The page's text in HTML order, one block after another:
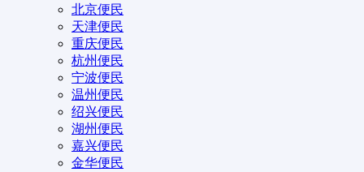
北京便民
天津便民
重庆便民
杭州便民
宁波便民
温州便民
绍兴便民
湖州便民
嘉兴便民
金华便民